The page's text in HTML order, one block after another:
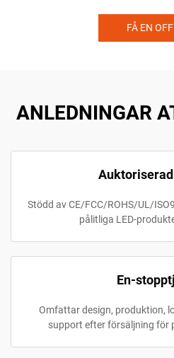
FÅ EN
ANLEDNINGAR
Stödd av CE/FCC/ROHS/UL/
pålitliga LED-
En-
Omfattar design, produktion,
support efter försäljning för